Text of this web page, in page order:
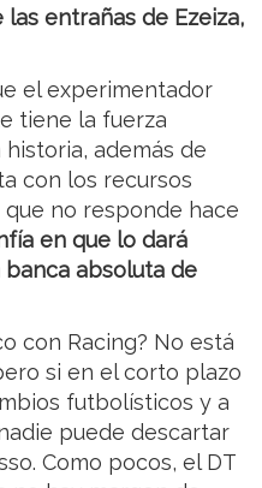
entrañas de Ezeiza,
el experimentador
tiene la fuerza
además de
con los recursos
no responde hace
en que lo dará
absoluta de
con Racing? No está
si en el corto plazo
futbolísticos y a
puede descartar
Como pocos, el DT